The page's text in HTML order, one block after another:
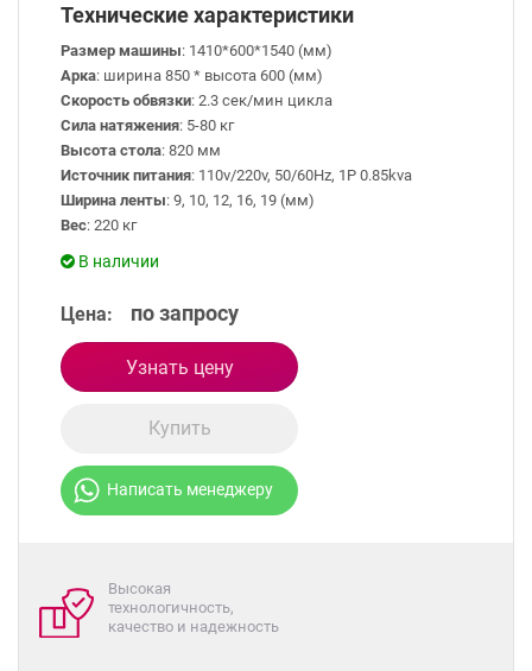
Технические характеристики
Размер машины: 1410*600*1540 (мм)
Арка: ширина 850 * высота 600 (мм)
Скорость обвязки: 2.3 сек/мин цикла
Сила натяжения: 5-80 кг
Высота стола: 820 мм
Источник питания: 110v/220v, 50/60Hz, 1P 0.85kva
Ширина ленты: 9, 10, 12, 16, 19 (мм)
Вес: 220 кг
В наличии
Цена: по запросу
Узнать цену
Купить
Написать менеджеру
Высокая
технологичность,
качество и надежность